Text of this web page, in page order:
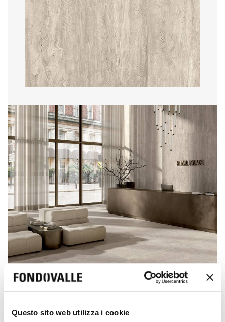
Questo sito web utilizza i cookie
Real Matt (R10)